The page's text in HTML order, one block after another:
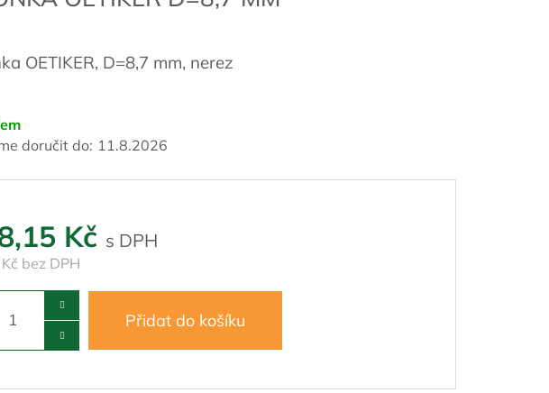
doručit do: 11.8.2026
Kč
bez DPH
Přidat do košíku
OETIKER, D=8,7 mm, nerez